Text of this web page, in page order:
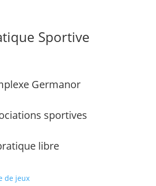
Sportive
Germanor
sportives
libre
de jeux